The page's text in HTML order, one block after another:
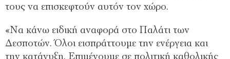
τους να επισκεφτούν αυτόν τον χώρο.
«Να κάνω ειδική αναφορά στο Παλάτι των
Δεσποτών. Όλοι εισπράττουμε την ενέργεια και